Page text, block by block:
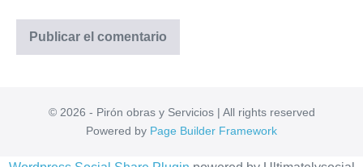
© 2026 - Pirón obras y Servicios | All rights reserved
Powered by Page Builder Framework